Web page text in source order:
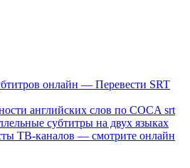
онлайн — Перевести SRT
английских слов по COCA srt
субтитры на двух языках
ТВ‑каналов — смотрите онлайн